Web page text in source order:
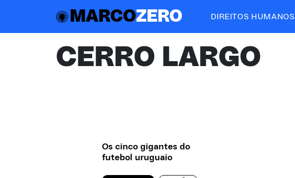
MARCOZERO DIREITOS HUMANOS
CERRO LARGO
Os cinco gigantes do
futebol uruguaio